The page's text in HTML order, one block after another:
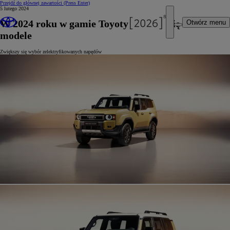
Przejdź do głównej zawartości (Press Enter)
Otwórz menu
5 lutego 2024
W 2024 roku w gamie Toyoty pojawią się nowe
modele
Zwiększy się wybór zelektryfikowanych napędów